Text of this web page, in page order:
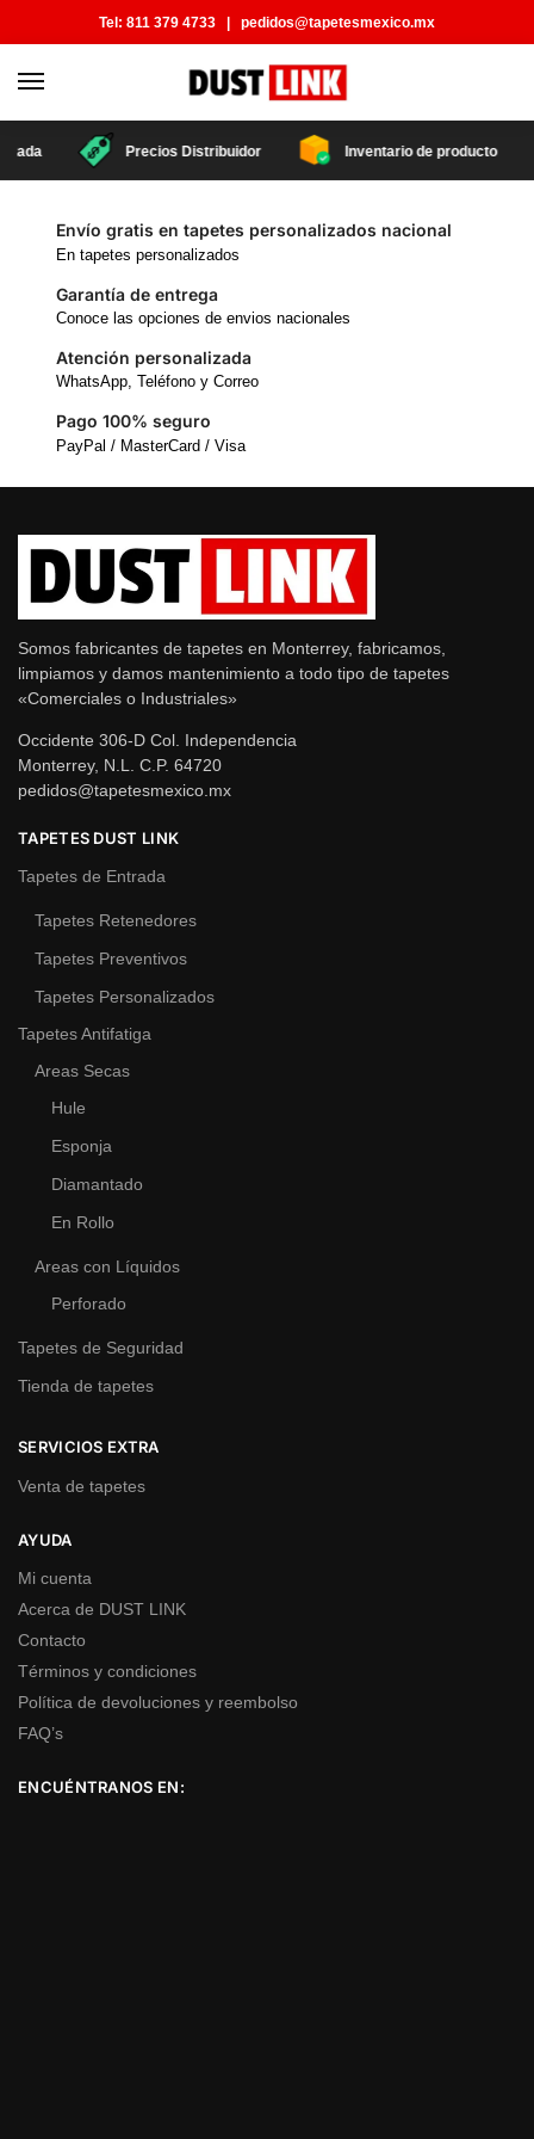
Tel: 811 379 4733 | pedidos@tapetesmexico.mx
Precios Distribuidor Inventario de producto
Envío gratis en tapetes personalizados nacional
En tapetes personalizados
Garantía de entrega
Conoce las opciones de envios nacionales
Atención personalizada
WhatsApp, Teléfono y Correo
Pago 100% seguro
PayPal / MasterCard / Visa
Somos fabricantes de tapetes en Monterrey, fabricamos,
limpiamos y damos mantenimiento a todo tipo de tapetes
«Comerciales o Industriales»
Occidente 306-D Col. Independencia
Monterrey, N.L. C.P. 64720
pedidos@tapetesmexico.mx
TAPETES DUST LINK
Tapetes de Entrada
Tapetes Retenedores
Tapetes Preventivos
Tapetes Personalizados
Tapetes Antifatiga
Areas Secas
Hule
Esponja
Diamantado
En Rollo
Areas con Líquidos
Perforado
Tapetes de Seguridad
Tienda de tapetes
SERVICIOS EXTRA
Venta de tapetes
AYUDA
Mi cuenta
Acerca de DUST LINK
Contacto
Términos y condiciones
Política de devoluciones y reembolso
FAQ’s
ENCUÉNTRANOS EN: